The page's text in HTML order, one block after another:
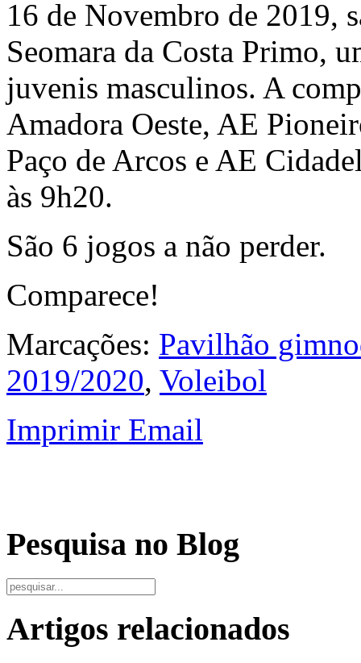
16 de Novembro de 2019,
Seomara da Costa Primo,
juvenis masculinos. A
Amadora Oeste, AE
Paço de Arcos e AE
às 9h20.
São 6 jogos a não perder.
Comparece!
Marcações: Pavilhão
2019/2020, Voleibol
Imprimir Email
Pesquisa no Blog
Artigos relacionados